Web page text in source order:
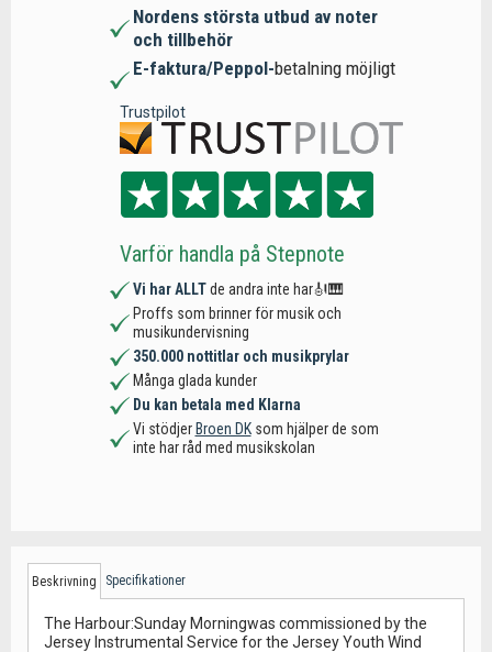
Nordens största utbud av noter
och tillbehör
E-faktura/Peppol-betalning möjligt
Trustpilot
Varför handla på Stepnote
Vi har ALLTde andra inte har🎻🎹
Proffs som brinner för musik och
musikundervisning
350.000 nottitlar och musikprylar
Många glada kunder
Du kan betala med Klarna
Vi stödjer Broen DKsom hjälper de som
inte har råd med musikskolan
Beskrivning Specifikationer
The Harbour:Sunday Morningwas commissioned by the
Jersey Instrumental Service for the Jersey Youth Wind